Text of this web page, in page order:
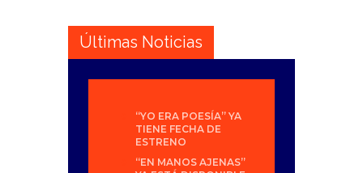
Últimas Noticias
“YO ERA POESÍA” YA
TIENE FECHA DE
ESTRENO
“EN MANOS AJENAS”